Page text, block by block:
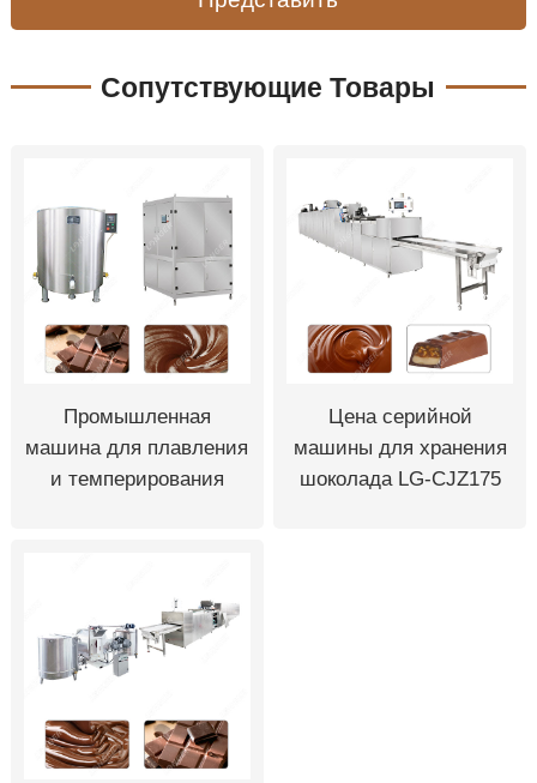
Сопутствующие Товары
Промышленная
машина для плавления
и темперирования
Цена серийной
машины для хранения
шоколада LG-CJZ175